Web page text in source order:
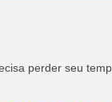
perder seu